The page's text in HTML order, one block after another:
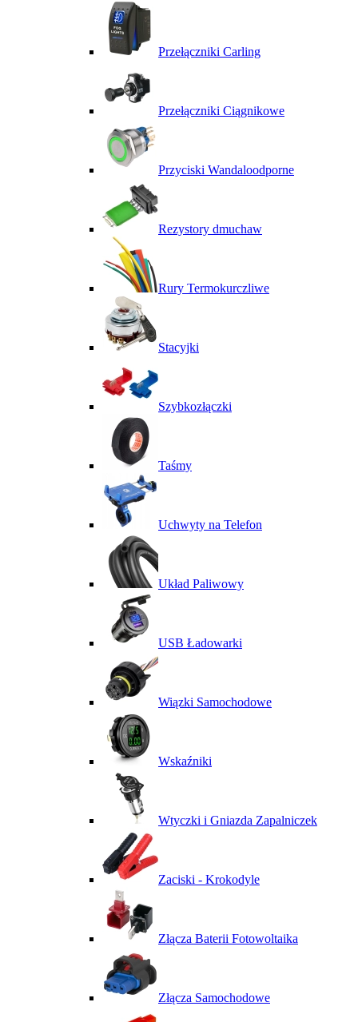
Przełączniki Carling
Przełączniki Ciągnikowe
Przyciski Wandaloodporne
Rezystory dmuchaw
Rury Termokurczliwe
Stacyjki
Szybkozłączki
Taśmy
Uchwyty na Telefon
Układ Paliwowy
USB Ładowarki
Wiązki Samochodowe
Wskaźniki
Wtyczki i Gniazda Zapalniczek
Zaciski - Krokodyle
Złącza Baterii Fotowoltaika
Złącza Samochodowe